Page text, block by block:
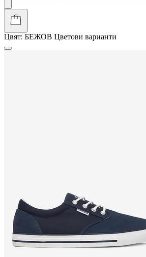
Цвят: БЕЖОВ Цветови варианти